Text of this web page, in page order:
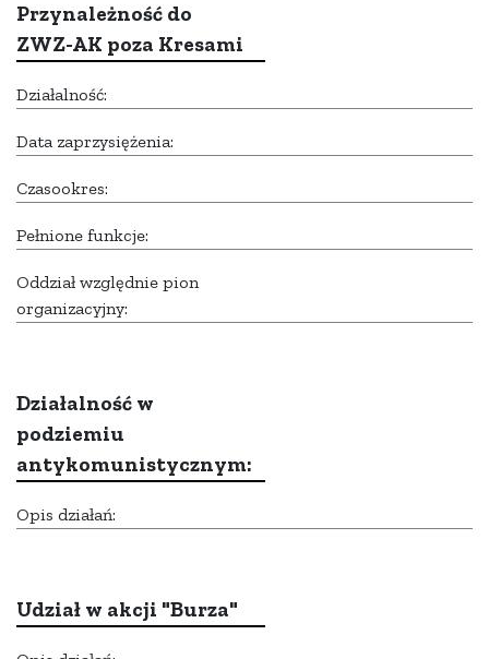
Przynależność do
ZWZ-AK poza Kresami
Działalność:
Data zaprzysiężenia:
Czasookres:
Pełnione funkcje:
Oddział względnie pion
organizacyjny:
Działalność w
podziemiu
antykomunistycznym:
Opis działań:
Udział w akcji "Burza"